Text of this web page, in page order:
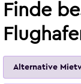
Finde
Alternative